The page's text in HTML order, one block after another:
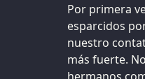
Por primera
esparcidos
nuestro
más fuerte.